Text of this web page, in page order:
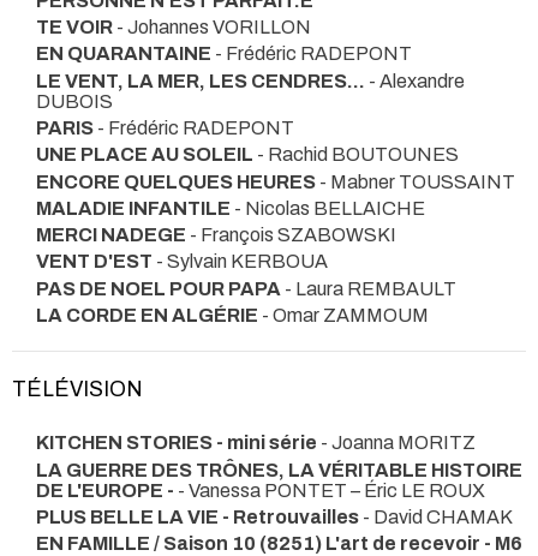
TE VOIR - Johannes VORILLON
EN QUARANTAINE - Frédéric RADEPONT
LE VENT, LA MER, LES CENDRES... - Alexandre
DUBOIS
PARIS - Frédéric RADEPONT
UNE PLACE AU SOLEIL - Rachid BOUTOUNES
ENCORE QUELQUES HEURES - Mabner TOUSSAINT
MALADIE INFANTILE - Nicolas BELLAICHE
MERCI NADEGE - François SZABOWSKI
VENT D'EST - Sylvain KERBOUA
PAS DE NOEL POUR PAPA - Laura REMBAULT
LA CORDE EN ALGÉRIE - Omar ZAMMOUM
TÉLÉVISION
KITCHEN STORIES - mini série - Joanna MORITZ
LA GUERRE DES TRÔNES, LA VÉRITABLE HISTOIRE
DE L'EUROPE - - Vanessa PONTET – Éric LE ROUX
PLUS BELLE LA VIE - Retrouvailles - David CHAMAK
EN FAMILLE / Saison 10 (8251) L'art de recevoir - M6